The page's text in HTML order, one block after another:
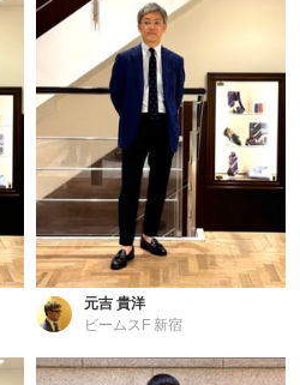
元吉 貴洋
ビームスF 新宿